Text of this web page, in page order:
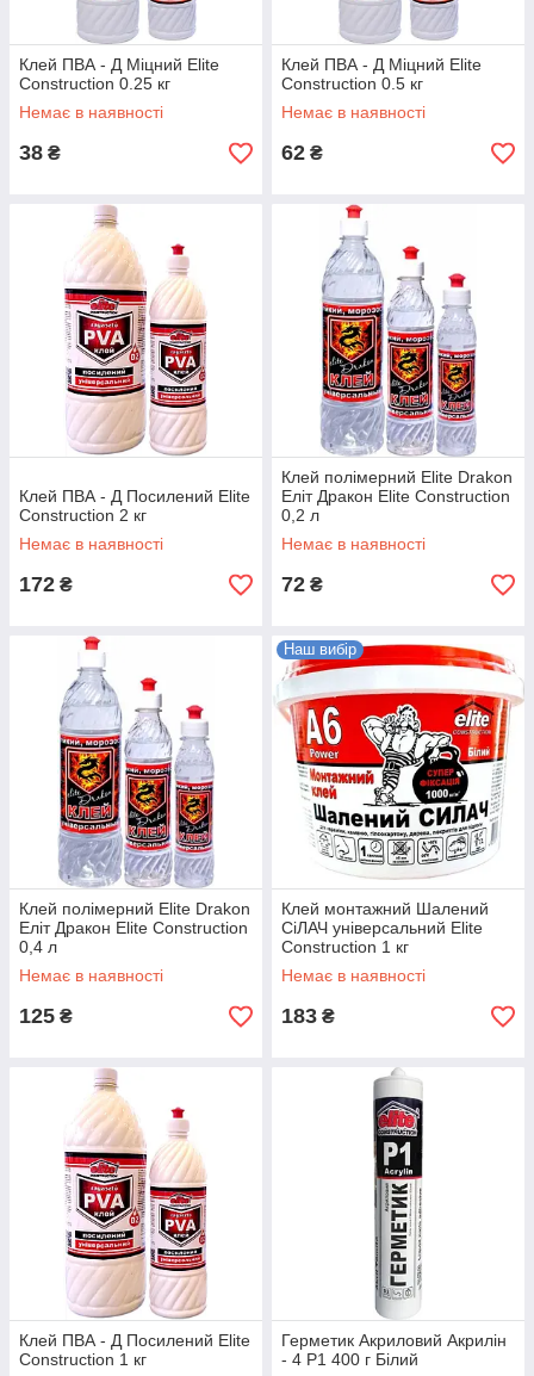
Клей ПВА - Д Міцний Elite
Construction 0.25 кг
Немає в наявності
38 ₴
Клей ПВА - Д Міцний Elite
Construction 0.5 кг
Немає в наявності
62 ₴
Клей ПВА - Д Посилений Elite
Construction 2 кг
Немає в наявності
172 ₴
Клей полімерний Elite Drakon
Еліт Дракон Elite Construction
0,2 л
Немає в наявності
72 ₴
Клей полімерний Elite Drakon
Еліт Дракон Elite Construction
0,4 л
Немає в наявності
125 ₴
Наш вибір
Клей монтажний Шалений
СіЛАЧ універсальний Elite
Construction 1 кг
Немає в наявності
183 ₴
Клей ПВА - Д Посилений Elite
Construction 1 кг
Герметик Акриловий Акрилін
- 4 Р1 400 г Білий